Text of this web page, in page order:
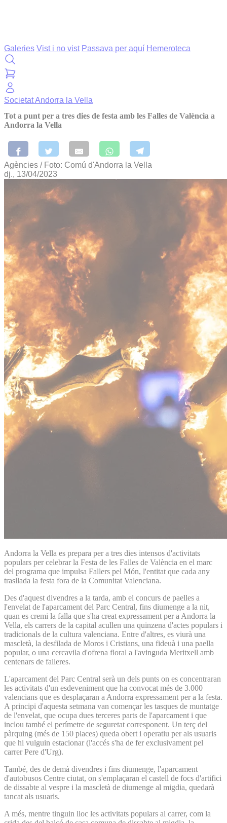
Galeries Vist i no vist Passava per aquí Hemeroteca
SocietatAndorra la Vella
Tot a punt per a tres dies de festa amb les Falles de València a
Andorra la Vella
Agències / Foto: Comú d'Andorra la Vella
dj., 13/04/2023
Andorra la Vella es prepara per a tres dies intensos d'activitats
populars per celebrar la Festa de les Falles de València en el marc
del programa que impulsa Fallers pel Món, l'entitat que cada any
trasllada la festa fora de la Comunitat Valenciana.
Des d'aquest divendres a la tarda, amb el concurs de paelles a
l'envelat de l'aparcament del Parc Central, fins diumenge a la nit,
quan es cremi la falla que s'ha creat expressament per a Andorra la
Vella, els carrers de la capital acullen una quinzena d'actes populars i
tradicionals de la cultura valenciana. Entre d'altres, es viurà una
mascletà, la desfilada de Moros i Cristians, una fideuà i una paella
popular, o una cercavila d'ofrena floral a l'avinguda Meritxell amb
centenars de falleres.
L'aparcament del Parc Central serà un dels punts on es concentraran
les activitats d'un esdeveniment que ha convocat més de 3.000
valencians que es desplaçaran a Andorra expressament per a la festa.
A principi d'aquesta setmana van començar les tasques de muntatge
de l'envelat, que ocupa dues terceres parts de l'aparcament i que
inclou també el perímetre de seguretat corresponent. Un terç del
pàrquing (més de 150 places) queda obert i operatiu per als usuaris
que hi vulguin estacionar (l'accés s'ha de fer exclusivament pel
carrer Pere d'Urg).
També, des de demà divendres i fins diumenge, l'aparcament
d'autobusos Centre ciutat, on s'emplaçaran el castell de focs d'artifici
de dissabte al vespre i la mascletà de diumenge al migdia, quedarà
tancat als usuaris.
A més, mentre tinguin lloc les activitats populars al carrer, com la